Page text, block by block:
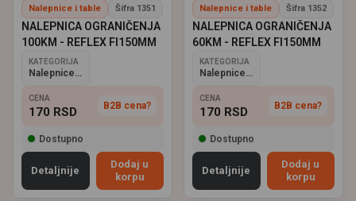
Nalepnice i table Šifra 1351
NALEPNICA OGRANIČENJA
100KM - REFLEX FI150MM
KATEGORIJA
Nalepnice i table
CENA
170 RSD B2B cena?
Dostupno
Detaljnije
Dodaj u
korpu
Nalepnice i table Šifra 1352
NALEPNICA OGRANIČENJA
60KM - REFLEX FI150MM
KATEGORIJA
Nalepnice i table
CENA
170 RSD B2B cena?
Dostupno
Detaljnije
Dodaj u
korpu